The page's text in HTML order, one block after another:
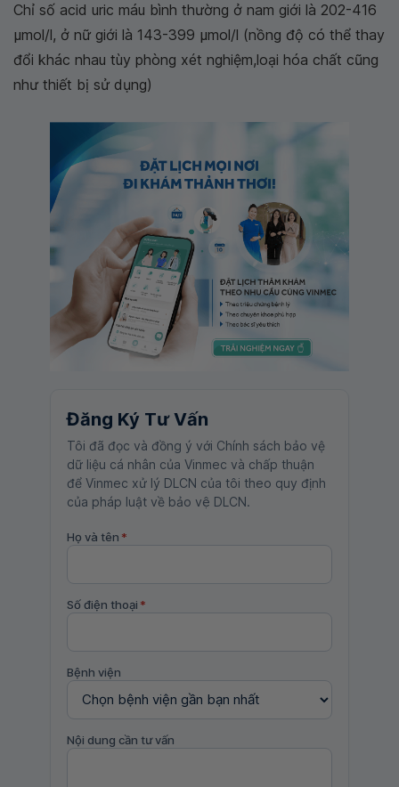
Chỉ số acid uric máu bình thường ở nam giới là 202-416
μmol/l, ở nữ giới là 143-399 μmol/l (nồng độ có thể thay
đổi khác nhau tùy phòng xét nghiệm,loại hóa chất cũng
như thiết bị sử dụng)
Đăng Ký Tư Vấn
Tôi đã đọc và đồng ý với Chính sách bảo vệ
dữ liệu cá nhân của Vinmec và chấp thuận
để Vinmec xử lý DLCN của tôi theo quy định
của pháp luật về bảo vệ DLCN.
Họ và tên *
Số điện thoại *
Bệnh viện
Nội dung cần tư vấn